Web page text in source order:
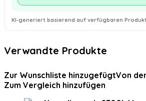
KI-generiert basierend auf verfügbaren
Verwandte Produkte
Zur Wunschliste hinzugefügtVon
Zum Vergleich hinzufügen